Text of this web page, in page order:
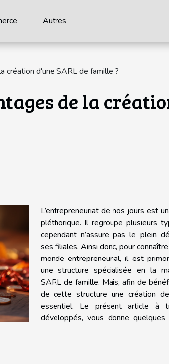
Autres
création d'une SARL de famille ?
de la
L’entrepreneuriat de nos jours est
pléthorique. Il regroupe plusieurs
cependant n’assure pas le plein
ses filiales. Ainsi donc, pour
monde entrepreneurial, il est
une structure spécialisée en la
SARL de famille. Mais, afin de
de cette structure une création
essentiel. Le présent article à
développés, vous donne